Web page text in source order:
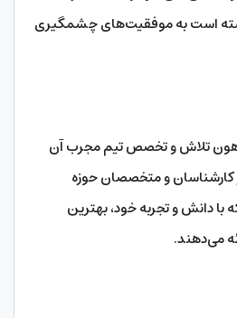
است به موفقیت‌های چشمگیری
تلاش و تخصص تیم مجرب آن
و متخصصان حوزه
با دانش و تجربه خود، بهترین
می‌دهند.